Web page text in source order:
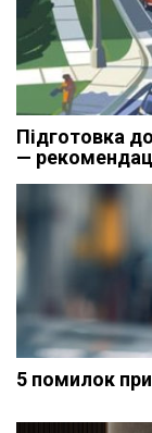
Підготовка
—
5 помилок